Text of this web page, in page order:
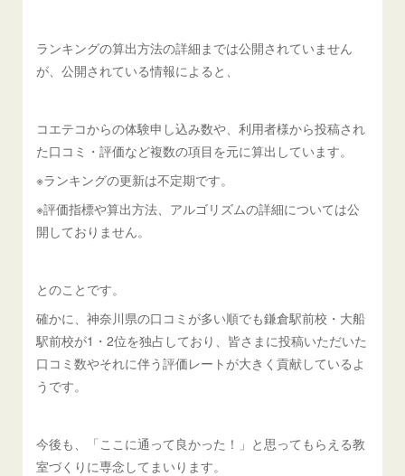
ランキングの算出方法の詳細までは公開されていません
が、公開されている情報によると、
コエテコからの体験申し込み数や、利用者様から投稿され
た口コミ・評価など複数の項目を元に算出しています。
※ランキングの更新は不定期です。
※評価指標や算出方法、アルゴリズムの詳細については公
開しておりません。
とのことです。
確かに、神奈川県の口コミが多い順でも鎌倉駅前校・大船
駅前校が1・2位を独占しており、皆さまに投稿いただいた
口コミ数やそれに伴う評価レートが大きく貢献しているよ
うです。
今後も、「ここに通って良かった！」と思ってもらえる教
室づくりに専念してまいります。